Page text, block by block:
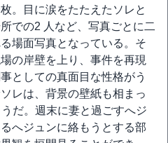
。目に涙をたたえたソレと
での2 人など、写真ごとに二
場面写真となっている。そ
の岸壁を上り、事件を再現
としての真面目な性格がう
レは、背景の壁紙も相まっ
だ。週末に妻と過ごすへジ
へジュンに絡もうとする部